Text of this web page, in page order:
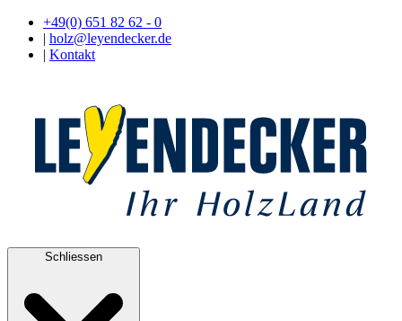
+49(0) 651 82 62 - 0
| holz@leyendecker.de
| Kontakt
Schliessen